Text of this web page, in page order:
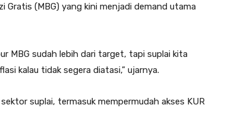
Gratis (MBG) yang kini menjadi demand utama
MBG sudah lebih dari target, tapi suplai kita
kalau tidak segera diatasi,” ujarnya.
suplai, termasuk mempermudah akses KUR